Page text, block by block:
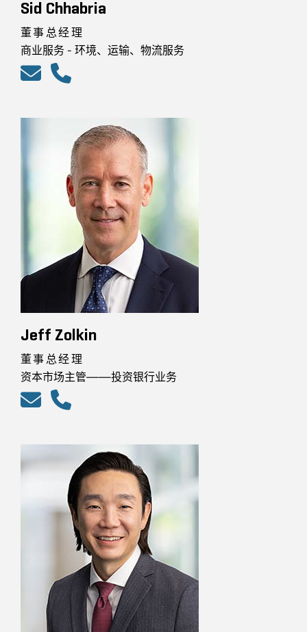
Sid Chhabria
董事总经理
商业服务 - 环境、运输、物流服务
Jeff Zolkin
董事总经理
资本市场主管——投资银行业务